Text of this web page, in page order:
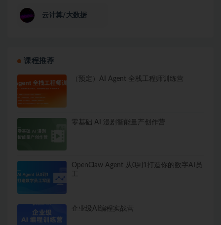
云计算/大数据
课程推荐
（预定）AI Agent 全栈工程师训练营
零基础 AI 漫剧智能量产创作营
OpenClaw Agent 从0到1打造你的数字AI员
工
企业级AI编程实战营